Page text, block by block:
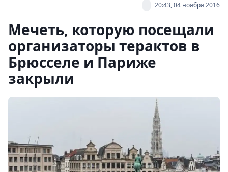
20:43, 04 ноября 2016
Мечеть, которую посещали
организаторы терактов в
Брюсселе и Париже
закрыли